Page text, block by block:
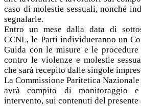
caso di molestie sessuali, nonché
segnalarle.
Entro un mese dalla data di
CCNL, le Parti individueranno un
Guida con le misure e le
contro le violenze e molestie
che sarà recepito dalle singole
La Commissione Paritetica
avrà compito di monitoraggio
intervento, sui contenuti del